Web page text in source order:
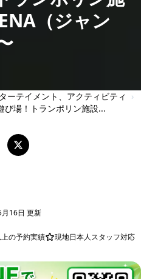
（ジャン
ーテイメント、アクティビティ
›
び場！トランポリン施設...
16日 更新
の予約実績 現地日本人スタッフ対応